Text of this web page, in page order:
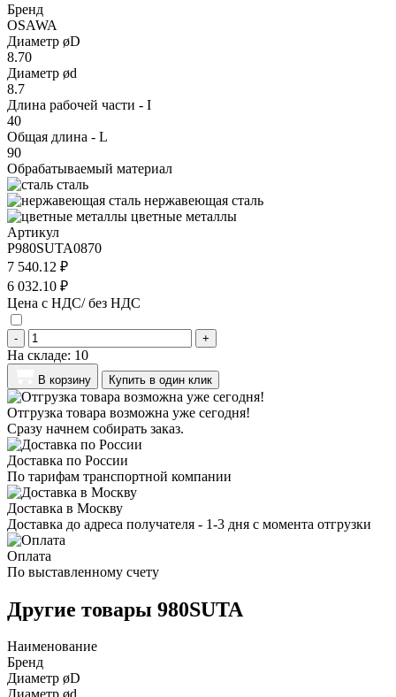
Бренд
OSAWA
Диаметр øD
8.70
Диаметр ød
8.7
Длина рабочей части - I
40
Общая длина - L
90
Обрабатываемый материал
сталь
нержавеющая сталь
цветные металлы
Артикул
P980SUTA0870
7 540.12 ₽
6 032.10 ₽
Цена с НДС/ без НДС
- +
На складе: 10
В корзину Купить в один клик
Отгрузка товара возможна уже сегодня!
Сразу начнем собирать заказ.
Доставка по России
По тарифам транспортной компании
Доставка в Москву
Доставка до адреса получателя - 1-3 дня с момента отгрузки
Оплата
По выставленному счету
Другие товары 980SUTA
Наименование
Бренд
Диаметр øD